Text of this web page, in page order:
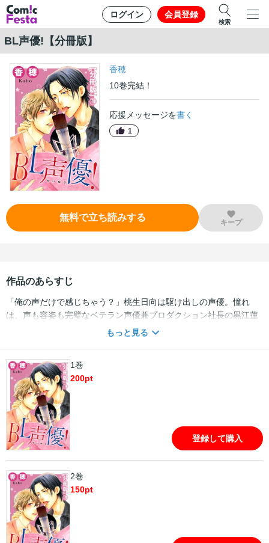
ログイン 会員登録
検索
BL声優!【分冊版】
香穂
10巻完結！
応援メッセージを書く
1
無料で立ち読みする キープ
作品のあらすじ
「俺の声だけで感じちゃう？」桃生日向は駆け出しの声優。憧れ
は、声も容姿も完璧なベテラン声優兼プロダクション社長の黒江蓮
人。だけど黒江が攻役で出演するBLCDを聞くうちに憧れは恋へと
に大仕事が舞い込んでくるがそれはBLCDの受役だった！しかも相
手の攻はその黒江で…!?BLCD界激震!?声優同士の秘密の恋☆
もっと見る
1巻
200pt
登録して購入
2巻
150pt